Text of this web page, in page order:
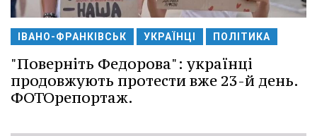
ІВАНО-ФРАНКІВСЬК УКРАЇНЦІ ПОЛІТИКА
"Поверніть Федорова": українці
продовжують протести вже 23-й день.
ФОТОрепортаж.